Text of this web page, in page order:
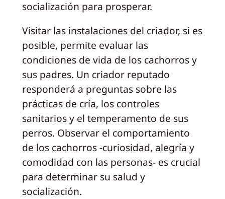
socialización para prosperar.
Visitar las instalaciones del criador, si es
posible, permite evaluar las
condiciones de vida de los cachorros y
sus padres. Un criador reputado
responderá a preguntas sobre las
prácticas de cría, los controles
sanitarios y el temperamento de sus
perros. Observar el comportamiento
de los cachorros -curiosidad, alegría y
comodidad con las personas- es crucial
para determinar su salud y
socialización.